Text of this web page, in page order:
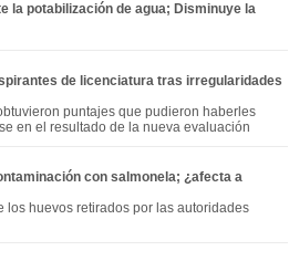
la potabilización de agua; Disminuye la
de licenciatura tras irregularidades
puntajes que pudieron haberles
en el resultado de la nueva evaluación
con salmonela; ¿afecta a
los huevos retirados por las autoridades